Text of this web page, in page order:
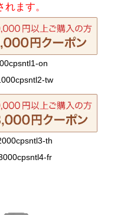
ます。
on
tw
th
fr